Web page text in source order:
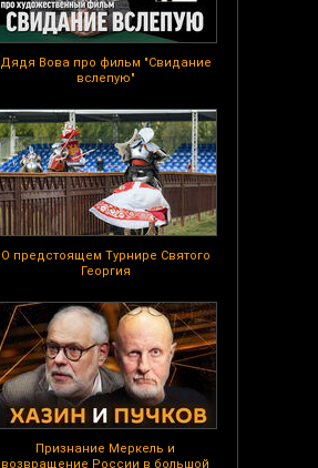
Дядя Вова про фильм "Свидание
вслепую"
О предстоящем Турнире Святого
Георгия
Признание Меркель и
возвращение России в большой